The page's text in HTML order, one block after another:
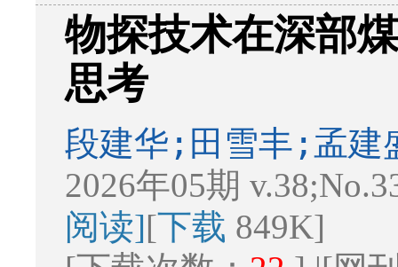
物探技术在深部
思考
段建华;田雪丰;孟
2026年05期
阅读][下载 849K]